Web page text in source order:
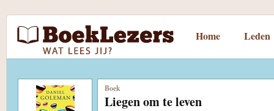
Home Leden
Boek
Liegen om te leven